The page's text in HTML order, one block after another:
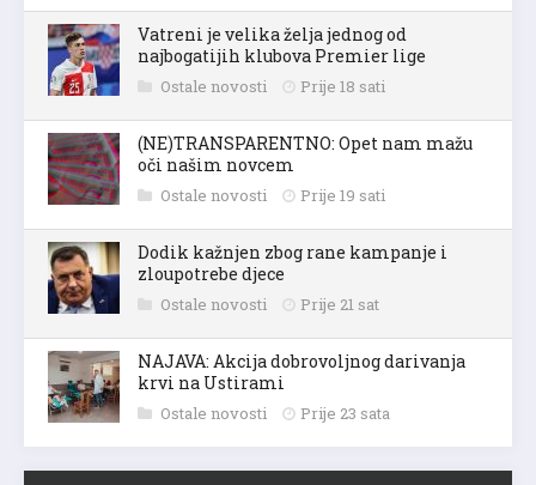
Vatreni je velika želja jednog od
najbogatijih klubova Premier lige
Ostale novosti Prije 18 sati
(NE)TRANSPARENTNO: Opet nam mažu
oči našim novcem
Ostale novosti Prije 19 sati
Dodik kažnjen zbog rane kampanje i
zloupotrebe djece
Ostale novosti Prije 21 sat
NAJAVA: Akcija dobrovoljnog darivanja
krvi na Ustirami
Ostale novosti Prije 23 sata